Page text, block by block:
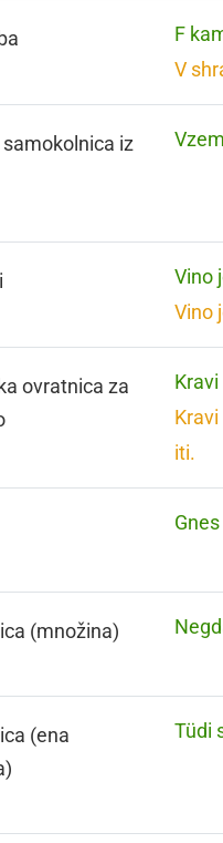
F
V
samokolnica iz
Vino
Vino
ovratnica za
iti.
(množina)
(ena
Tüdi